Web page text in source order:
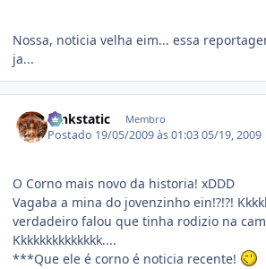
Nossa, noticia velha eim... essa
ja...
funkstatic Membro
Postado 19/05/2009 às 01:0305/19, 2009
O Corno mais novo da historia! xDDD
Vagaba a mina do jovenzinho ein!?!?!
verdadeiro falou que tinha rodizio na
Kkkkkkkkkkkkkk....
***Que ele é corno é noticia recente!